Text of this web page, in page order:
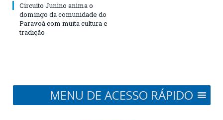
Circuito Junino anima o
domingo da comunidade do
Paravoá com muita cultura e
tradição
MENU DE ACESSO RÁPIDO